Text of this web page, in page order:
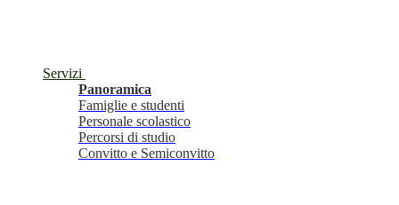
Servizi
Panoramica
Famiglie e studenti
Personale scolastico
Percorsi di studio
Convitto e Semiconvitto